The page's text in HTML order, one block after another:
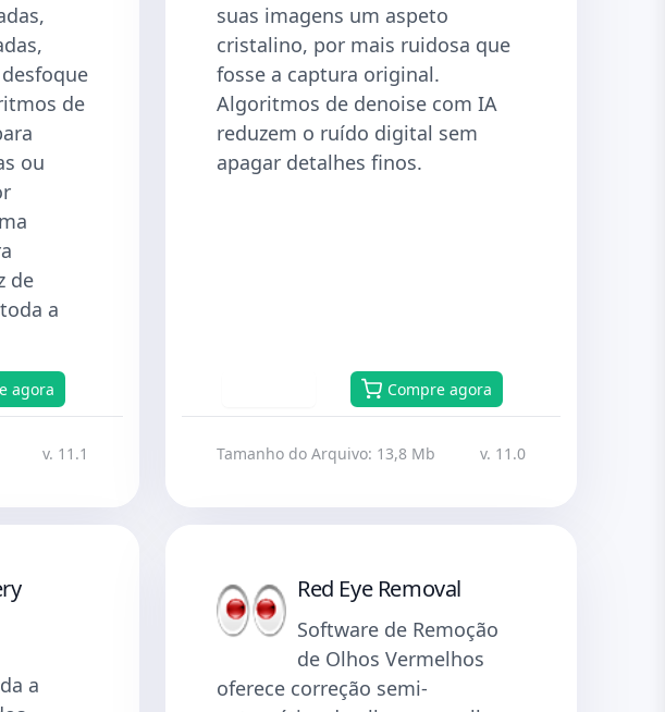
de
ou
de
a
agora
v. 11.1
suas imagens um aspeto
cristalino, por mais ruidosa que
fosse a captura original.
Algoritmos de denoise com IA
reduzem o ruído digital sem
apagar detalhes finos.
Compre agora
Tamanho do Arquivo: 13,8 Mb v. 11.0
a
Red Eye Removal
Software de Remoção
de Olhos Vermelhos
oferece correção semi-